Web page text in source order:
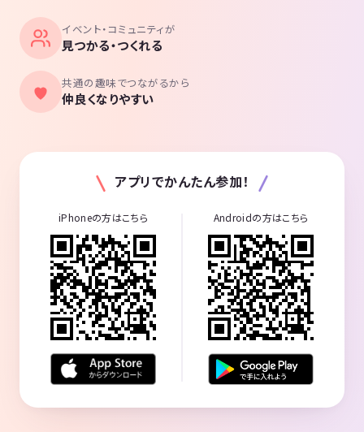
イベント・コミュニティが
見つかる・つくれる
共通の趣味でつながるから
仲良くなりやすい
アプリでかんたん参加！
iPhoneの方はこちら Androidの方はこちら